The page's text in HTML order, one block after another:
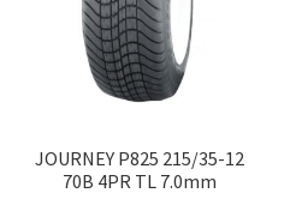
JOURNEY P825 215/35-12
70B 4PR TL 7.0mm